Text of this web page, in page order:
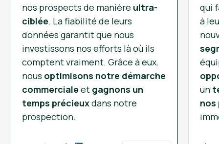
nos prospects de manière ultra-
ciblée. La fiabilité de leurs
données garantit que nous
investissons nos efforts là où ils
comptent vraiment. Grâce à eux,
nous optimisons notre démarche
commerciale et gagnons un
temps précieuxdans notre
prospection.
qui
à
un
nos